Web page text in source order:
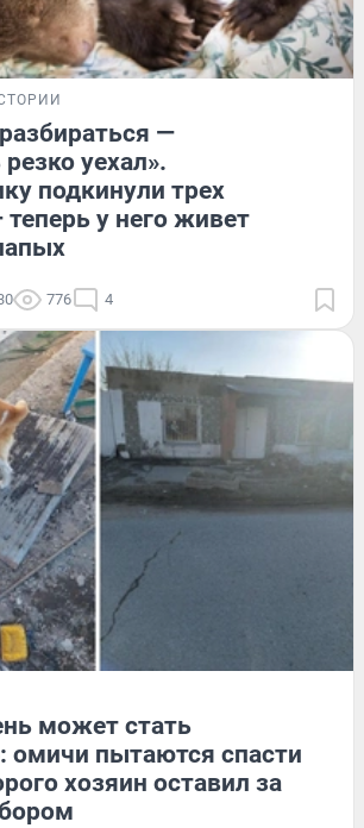
—
уехал».
подкинули трех
у него живет
776 4
может стать
омичи пытаются спасти
хозяин оставил за